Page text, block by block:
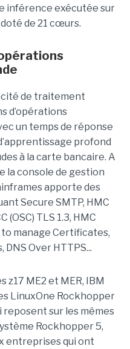
inférence exécutée sur
de 21 cœurs.
de traitement
d’opérations
un temps de réponse
profond
à la carte bancaire. A
la console de gestion
apporte des
Secure SMTP, HMC
(OSC) TLS 1.3, HMC
to manage Certificates,
Over HTTPS...
z17 ME2 et MER, IBM
LinuxOne Rockhopper
reposent sur les mêmes
Rockhopper 5,
entreprises qui ont